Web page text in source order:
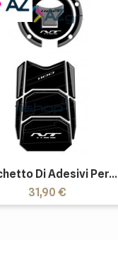
Di Adesivi Per...
Prezzo
31,90 €